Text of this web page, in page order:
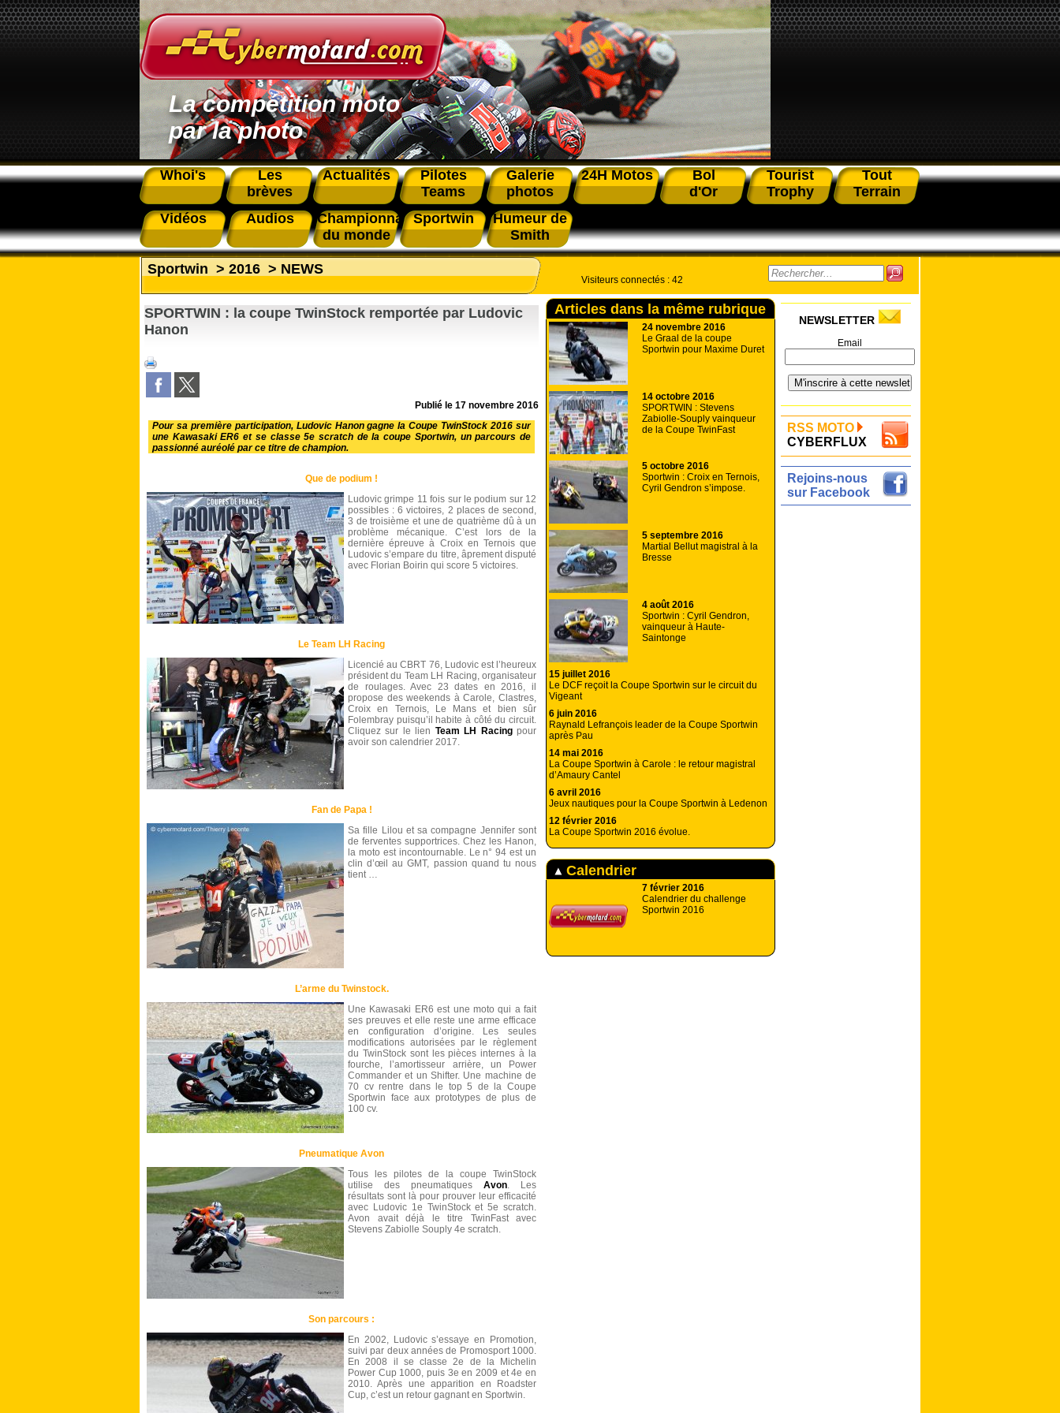
La compétition moto
par la photo
Whoi's
Les
brèves
Actualités
Pilotes
Teams
Galerie
photos
24H Motos
Bol
d'Or
Tourist
Trophy
Tout
Terrain
Vidéos
Audios
Championnat
du monde
Sportwin
Humeur de
Smith
Sportwin > 2016 > NEWS
SPORTWIN : la coupe TwinStock remportée par Ludovic
Hanon
Publié le 17 novembre 2016
Pour sa première participation, Ludovic Hanon gagne la Coupe TwinStock 2016 sur
une Kawasaki ER6 et se classe 5e scratch de la coupe Sportwin, un parcours de
passionné auréolé par ce titre de champion.
Que de podium !
Ludovic grimpe 11 fois sur le podium sur 12
possibles : 6 victoires, 2 places de second,
3 de troisième et une de quatrième dû à un
problème mécanique. C’est lors de la
dernière épreuve à Croix en Ternois que
Ludovic s’empare du titre, âprement disputé
avec Florian Boirin qui score 5 victoires.
Le Team LH Racing
Licencié au CBRT 76, Ludovic est l’heureux
président du Team LH Racing, organisateur
de roulages. Avec 23 dates en 2016, il
propose des weekends à Carole, Clastres,
Croix en Ternois, Le Mans et bien sûr
Folembray puisqu’il habite à côté du circuit.
Cliquez sur le lien Team LH Racingpour
avoir son calendrier 2017.
Fan de Papa !
Sa fille Lilou et sa compagne Jennifer sont
de ferventes supportrices. Chez les Hanon,
la moto est incontournable. Le n° 94 est un
clin d’œil au GMT, passion quand tu nous
tient …
L’arme du Twinstock.
Une Kawasaki ER6 est une moto qui a fait
ses preuves et elle reste une arme efficace
en configuration d’origine. Les seules
modifications autorisées par le règlement
du TwinStock sont les pièces internes à la
fourche, l’amortisseur arrière, un Power
Commander et un Shifter. Une machine de
70 cv rentre dans le top 5 de la Coupe
Sportwin face aux prototypes de plus de
100 cv.
Pneumatique Avon
Tous les pilotes de la coupe TwinStock
utilise des pneumatiques Avon. Les
résultats sont là pour prouver leur efficacité
avec Ludovic 1e TwinStock et 5e scratch.
Avon avait déjà le titre TwinFast avec
Stevens Zabiolle Souply 4e scratch.
Son parcours :
En 2002, Ludovic s’essaye en Promotion,
suivi par deux années de Promosport 1000.
En 2008 il se classe 2e de la Michelin
Power Cup 1000, puis 3e en 2009 et 4e en
2010. Après une apparition en Roadster
Cup, c’est un retour gagnant en Sportwin.
Visiteurs connectés : 42
Articles dans la même rubrique
24 novembre 2016
Le Graal de la coupe
Sportwin pour Maxime Duret
14 octobre 2016
SPORTWIN : Stevens
Zabiolle-Souply vainqueur
de la Coupe TwinFast
5 octobre 2016
Sportwin : Croix en Ternois,
Cyril Gendron s’impose.
5 septembre 2016
Martial Bellut magistral à la
Bresse
4 août 2016
Sportwin : Cyril Gendron,
vainqueur à Haute-
Saintonge
15 juillet 2016
Le DCF reçoit la Coupe Sportwin sur le circuit du
Vigeant
6 juin 2016
Raynald Lefrançois leader de la Coupe Sportwin
après Pau
14 mai 2016
La Coupe Sportwin à Carole : le retour magistral
d’Amaury Cantel
6 avril 2016
Jeux nautiques pour la Coupe Sportwin à Ledenon
12 février 2016
La Coupe Sportwin 2016 évolue.
Calendrier
7 février 2016
Calendrier du challenge
Sportwin 2016
NEWSLETTER
Email
RSS MOTO
CYBERFLUX
Rejoins-nous
sur Facebook